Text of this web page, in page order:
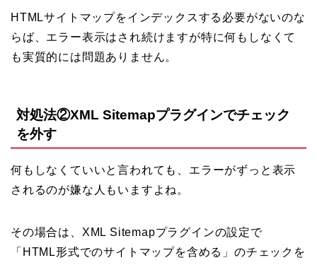
HTMLサイトマップをインデックスする必要がないのな
らば、エラー表示はされ続けますが特に何もしなくて
も実質的には問題ありません。
対処法②XML Sitemapプラグインでチェック
を外す
何もしなくていいと言われても、エラーがずっと表示
されるのが嫌な人もいますよね。
その場合は、XML Sitemapプラグインの設定で
「HTML形式でのサイトマップを含める」のチェックを